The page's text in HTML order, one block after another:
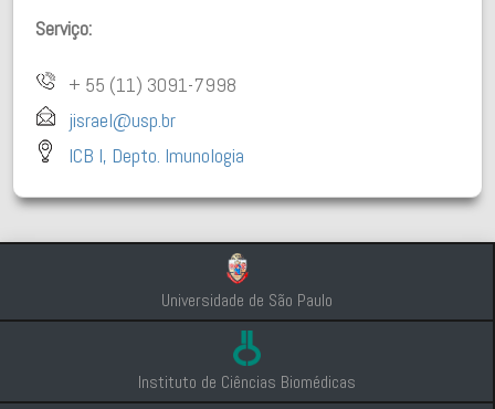
Serviço:
+ 55 (11) 3091-7998
jisrael@usp.br
ICB I, Depto. Imunologia
Universidade de São Paulo
Instituto de Ciências Biomédicas